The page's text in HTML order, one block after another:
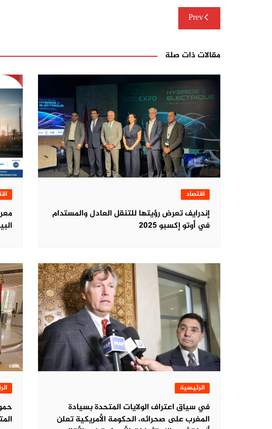
تصفّح
المقالاتPrev
مقالات ذات صلة
اقتصاد
‏إندرايف تعرض رؤيتها للتنقل العادل والمستدام
في أوتو إكسبو 2025
الرئيسية
في سياق اعتراف الولايات المتحدة بسيادة
المغرب على صحرائه، الحكومة الأمريكية تعلن